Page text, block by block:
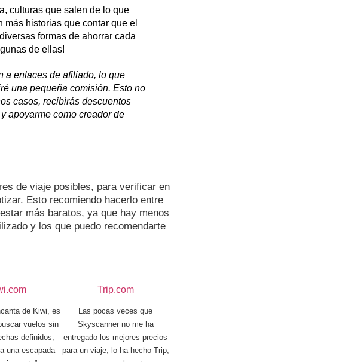
culturas que salen de lo que
más historias que contar que el
formas de ahorrar cada
de ellas!
a enlaces de afiliado, lo que
una pequeña comisión. Esto no
casos, recibirás descuentos
apoyarme como creador de
de viaje posibles, para verificar en
Esto recomiendo hacerlo entre
más baratos, ya que hay menos
y los que puedo recomendarte
de Kiwi, es
vuelos sin
definidos,
una escapada
Trip.com
Las pocas veces que
Skyscanner no me ha
entregado los mejores precios
para un viaje, lo ha hecho Trip,